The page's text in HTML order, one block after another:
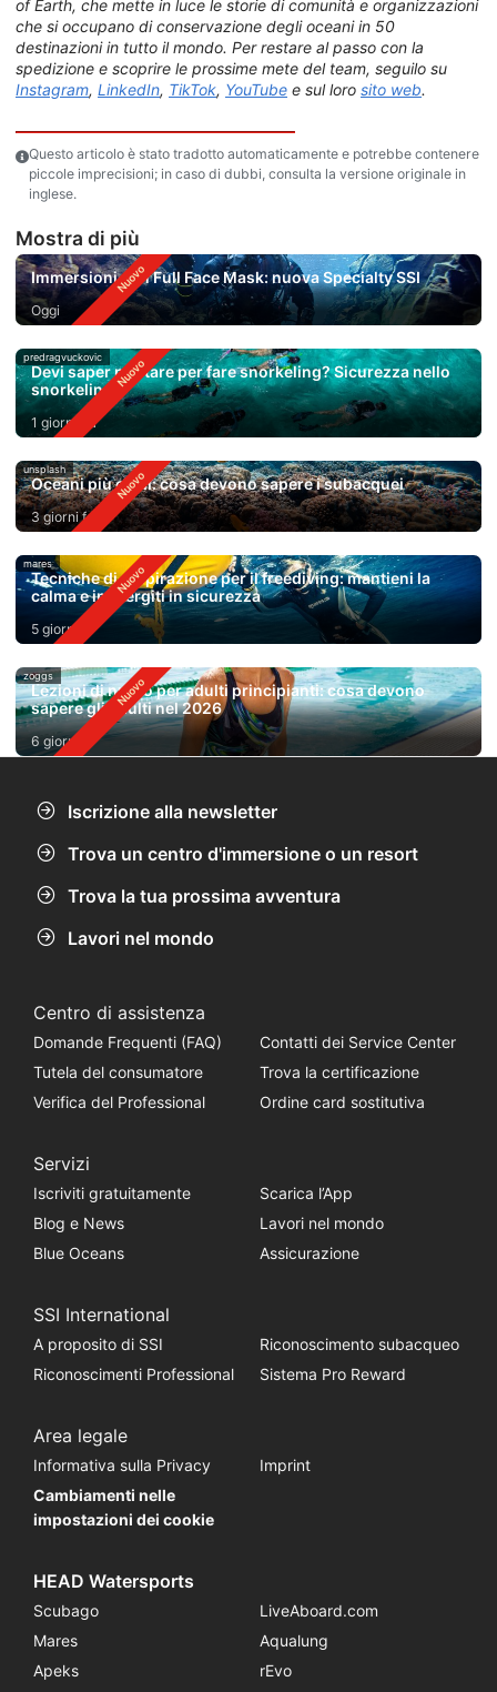
of Earth, che mette in luce le storie di comunità e organizzazioni
che si occupano di conservazione degli oceani in 50
destinazioni in tutto il mondo. Per restare al passo con la
spedizione e scoprire le prossime mete del team, seguilo su
Instagram, LinkedIn, TikTok, YouTube e sul loro sito web.
Questo articolo è stato tradotto automaticamente e potrebbe contenere
piccole imprecisioni; in caso di dubbi, consulta la versione originale in
inglese.
Mostra di più
Immersioni con Full Face Mask: nuova Specialty SSI
Oggi
predragvuckovic
Devi saper nuotare per fare snorkeling? Sicurezza nello
snorkeling
1 giorno fa
unsplash
Oceani più caldi: cosa devono sapere i subacquei
3 giorni fa
mares
Tecniche di respirazione per il freediving: mantieni la
calma e immergiti in sicurezza
5 giorni fa
zoggs
Lezioni di nuoto per adulti principianti: cosa devono
sapere gli adulti nel 2026
6 giorni fa
Iscrizione alla newsletter
Trova un centro d'immersione o un resort
Trova la tua prossima avventura
Lavori nel mondo
Centro di assistenza
Domande Frequenti (FAQ)
Contatti dei Service Center
Tutela del consumatore
Trova la certificazione
Verifica del Professional
Ordine card sostitutiva
Servizi
Iscriviti gratuitamente
Scarica l’App
Blog e News
Lavori nel mondo
Blue Oceans
Assicurazione
SSI International
A proposito di SSI
Riconoscimento subacqueo
Riconoscimenti Professional
Sistema Pro Reward
Area legale
Informativa sulla Privacy
Imprint
Cambiamenti nelle
impostazioni dei cookie
HEAD Watersports
Scubago
LiveAboard.com
Mares
Aqualung
Apeks
rEvo